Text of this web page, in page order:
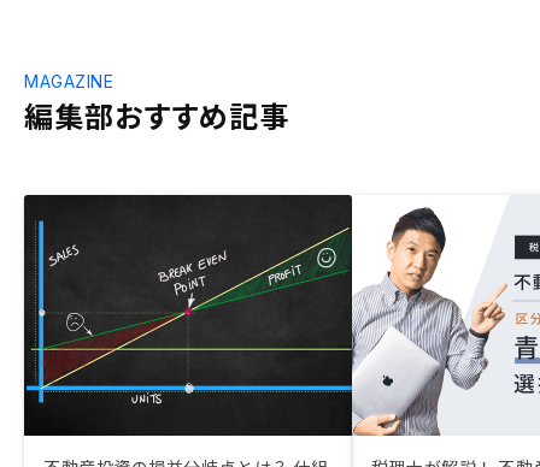
編集部おすすめ記事
MAGAZINE